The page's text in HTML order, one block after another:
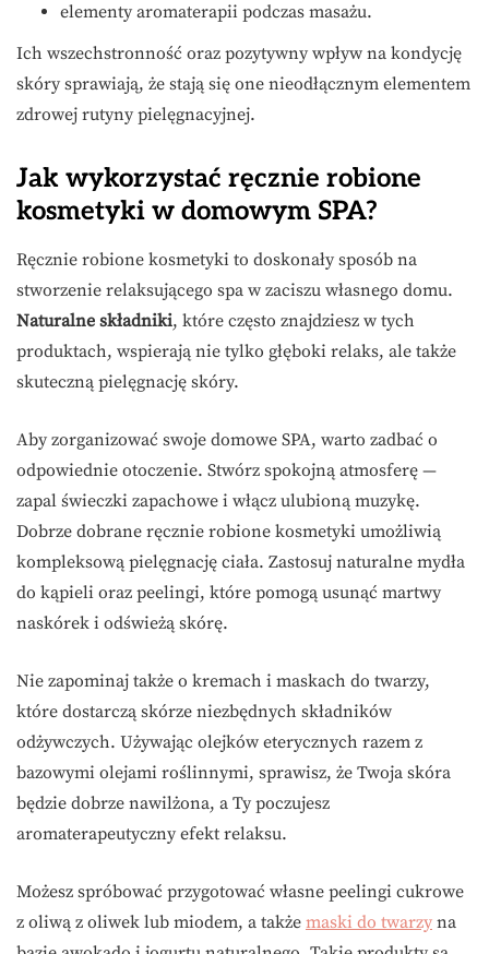
elementy aromaterapii podczas masażu.
Ich wszechstronność oraz pozytywny wpływ na kondycję
skóry sprawiają, że stają się one nieodłącznym elementem
zdrowej rutyny pielęgnacyjnej.
Jak wykorzystać ręcznie robione
kosmetyki w domowym SPA?
Ręcznie robione kosmetyki to doskonały sposób na
stworzenie relaksującego spa w zaciszu własnego domu.
Naturalne składniki, które często znajdziesz w tych
produktach, wspierają nie tylko głęboki relaks, ale także
skuteczną pielęgnację skóry.
Aby zorganizować swoje domowe SPA, warto zadbać o
odpowiednie otoczenie. Stwórz spokojną atmosferę —
zapal świeczki zapachowe i włącz ulubioną muzykę.
Dobrze dobrane ręcznie robione kosmetyki umożliwią
kompleksową pielęgnację ciała. Zastosuj naturalne mydła
do kąpieli oraz peelingi, które pomogą usunąć martwy
naskórek i odświeżą skórę.
Nie zapominaj także o kremach i maskach do twarzy,
które dostarczą skórze niezbędnych składników
odżywczych. Używając olejków eterycznych razem z
bazowymi olejami roślinnymi, sprawisz, że Twoja skóra
będzie dobrze nawilżona, a Ty poczujesz
aromaterapeutyczny efekt relaksu.
Możesz spróbować przygotować własne peelingi cukrowe
z oliwą z oliwek lub miodem, a także maski do twarzy na